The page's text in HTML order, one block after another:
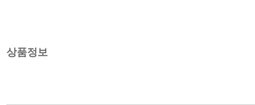
상품정보